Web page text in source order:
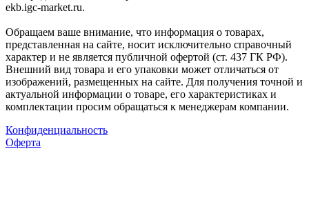
ekb.igc-market.ru.
Обращаем ваше внимание, что информация о товарах,
представленная на сайте, носит исключительно справочный
характер и не является публичной офертой (ст. 437 ГК РФ).
Внешний вид товара и его упаковки может отличаться от
изображений, размещенных на сайте. Для получения точной и
актуальной информации о товаре, его характеристиках и
комплектации просим обращаться к менеджерам компании.
Конфиденциальность
Оферта